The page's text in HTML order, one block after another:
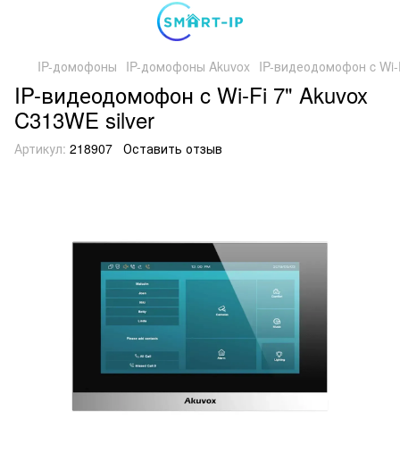
IP-домофоны IP-домофоны Akuvox IP-видеодомофон c
IP-видеодомофон c Wi-Fi 7" Akuvox
C313WE silver
Артикул: 218907 Оставить отзыв